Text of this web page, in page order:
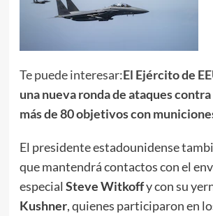
Te puede interesar:El Ejército de
una nueva ronda de ataques
más de 80 objetivos con
El presidente estadounidense
que mantendrá contactos con el
especial Steve Witkoffy con su
Kushner, quienes participaron en